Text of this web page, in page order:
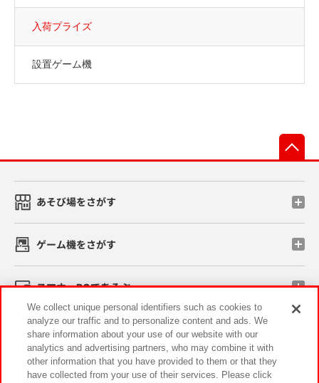
入荷プライズ
設置ゲーム機
あそび場をさがす
ゲーム機をさがす
スマホ・PCであそぶ
イベント・キャンペーン
We collect unique personal identifiers such as cookies to
analyze our traffic and to personalize content and ads. We
share information about your use of our website with our
analytics and advertising partners, who may combine it with
other information that you have provided to them or that they
have collected from your use of their services. Please click